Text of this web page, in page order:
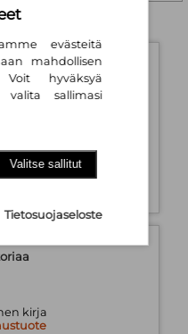
historia
Mattila
kirja
evästeitä
mahdollisen
Voit hyväksyä
sallimasi
Valitse sallitut
Tietosuojaseloste